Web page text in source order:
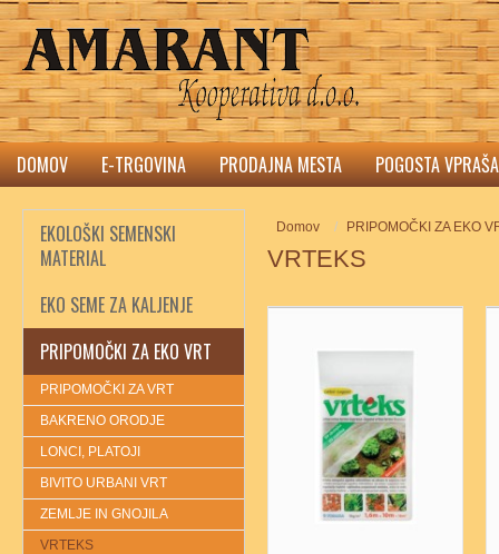
DOMOV E-TRGOVINA PRODAJNA MESTA POGOSTA
EKOLOŠKI SEMENSKI
MATERIAL
EKO SEME ZA KALJENJE
PRIPOMOČKI ZA EKO VRT
PRIPOMOČKI ZA VRT
BAKRENO ORODJE
LONCI, PLATOJI
BIVITO URBANI VRT
ZEMLJE IN GNOJILA
VRTEKS
Domov PRIPOMOČKI ZA EKO
VRTEKS